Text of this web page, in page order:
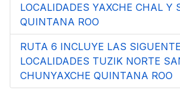
LOCALIDADES YAXCHE CHAL Y
QUINTANA ROO
RUTA 6 INCLUYE LAS
LOCALIDADES TUZIK NORTE
CHUNYAXCHE QUINTANA ROO